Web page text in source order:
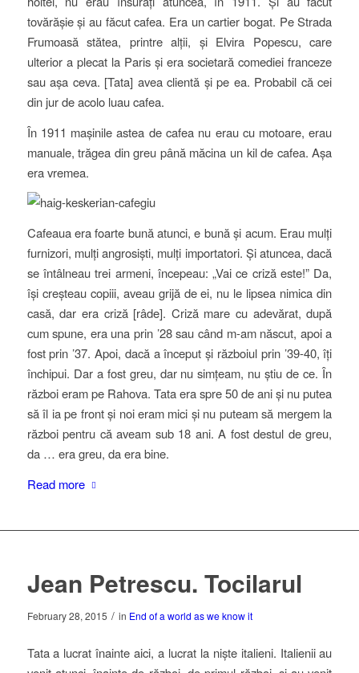
tovărășie și au făcut cafea. Era un cartier bogat. Pe Strada
Frumoasă stătea, printre alții, și Elvira Popescu, care
ulterior a plecat la Paris și era societară comediei franceze
sau așa ceva. [Tata] avea clientă și pe ea. Probabil că cei
din jur de acolo luau cafea.
În 1911 mașinile astea de cafea nu erau cu motoare, erau
manuale, trăgea din greu până măcina un kil de cafea. Așa
era vremea.
Cafeaua era foarte bună atunci, e bună și acum. Erau mulți
furnizori, mulți angrosiști, mulți importatori. Și atuncea, dacă
se întâlneau trei armeni, începeau: „Vai ce criză este!” Da,
își creșteau copiii, aveau grijă de ei, nu le lipsea nimica din
casă, dar era criză [râde]. Criză mare cu adevărat, după
cum spune, era una prin ’28 sau când m-am născut, apoi a
fost prin ’37. Apoi, dacă a început și războiul prin ’39-40, îți
închipui. Dar a fost greu, dar nu simțeam, nu știu de ce. În
război eram pe Rahova. Tata era spre 50 de ani și nu putea
să îl ia pe front și noi eram mici și nu puteam să mergem la
război pentru că aveam sub 18 ani. A fost destul de greu,
da … era greu, da era bine.
Read more
Jean Petrescu. Tocilarul
February 28, 2015 / in End of a world as we know it
Tata a lucrat înainte aici, a lucrat la niște italieni. Italienii au